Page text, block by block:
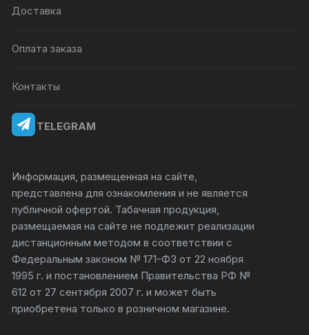
Доставка
Оплата заказа
Контакты
TELEGRAM
Информация, размещенная на сайте,
представлена для ознакомления и не является
публичной офертой. Табачная продукция,
размещаемая на сайте не подлежит реализации
дистанционным методом в соответствии с
Федеральным законом № 171-ФЗ от 22 ноября
1995 г. и постановлением Правительства РФ №
612 от 27 сентября 2007 г. и может быть
приобретена только в розничном магазине.